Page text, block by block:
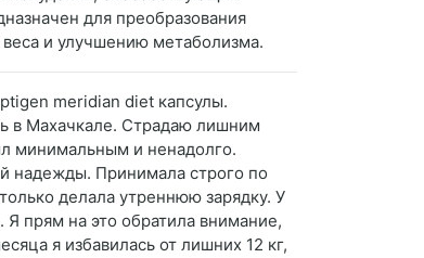
для преобразования
и улучшению метаболизма.
meridian diet капсулы.
в Махачкале. Страдаю лишним
минимальным и ненадолго.
надежды. Принимала строго по
делала утреннюю зарядку. У
прям на это обратила внимание,
я избавилась от лишних 12 кг,